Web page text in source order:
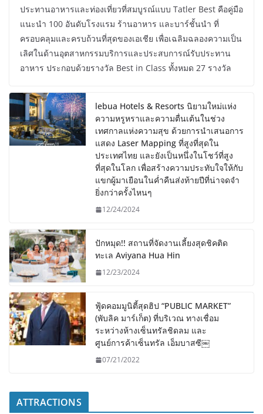
ประทานอาหารและท่องเที่ยวที่สมบูรณ์แบบ Tatler Best คือคู่มือ
แนะนำ 100 อันดับโรงแรม ร้านอาหาร และบาร์ชั้นนำ ที่
ครอบคลุมและครบถ้วนที่สุดของเอเชีย เพื่อเฉลิมฉลองความเป็น
เลิศในด้านอุตสาหกรรมบริการและประสบการณ์รับประทาน
อาหาร ประกอบด้วยรางวัล Best in Class ทั้งหมด 27 รางวัล
lebua Hotels & Resorts นิยามใหม่แห่ง
ความหรูหราและความตื่นเต้นในช่วง
เทศกาลแห่งความสุข ด้วยการนำเสนอการ
แสดง Laser Mapping ที่สูงที่สุดใน
ประเทศไทย และยังเป็นหนึ่งในโชว์ที่สูง
ที่สุดในโลก เพื่อสร้างความประทับใจให้กับ
แขกผู้มาเยือนในค่ำคืนส่งท้ายปีที่น่าจดจำ
ยิ่งกว่าครั้งไหนๆ
12/24/2024
ปักหมุด!! สถานที่จัดงานเลี้ยงสุดชิคติด
ทะเล Aviyana Hua Hin
12/23/2024
ฟู้ดคอมมูนิตี้สุดฮิป “PUBLIC MARKET”
(พับลิค มาร์เก็ต) ที่บริเวณ ทางเชื่อม
ระหว่างห้างเซ็นทรัลชิดลม และ
ศูนย์การค้าเซ็นทรัล เอ็มบาสซี￼
07/21/2022
ATTRACTIONS